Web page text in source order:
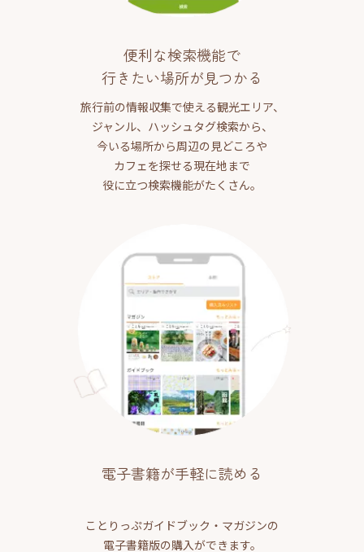
便利な検索機能で
行きたい場所が見つかる
旅行前の情報収集で使える観光エリア、
ジャンル、ハッシュタグ検索から、
今いる場所から周辺の見どころや
カフェを探せる現在地まで
役に立つ検索機能がたくさん。
電子書籍が手軽に読める
ことりっぷガイドブック・マガジンの
電子書籍版の購入ができます。